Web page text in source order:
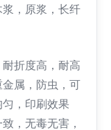
，原浆，长纤
折度高，耐高
属，防虫，可
，印刷效果
，无毒无害，